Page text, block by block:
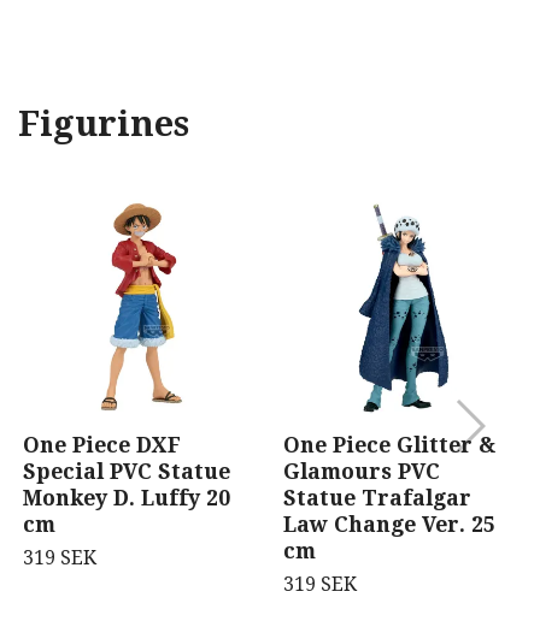
Figurines
One Piece DXF
Special PVC Statue
Monkey D. Luffy 20
cm
319 SEK
One Piece Glitter &
Glamours PVC
Statue Trafalgar
Law Change Ver. 25
cm
319 SEK